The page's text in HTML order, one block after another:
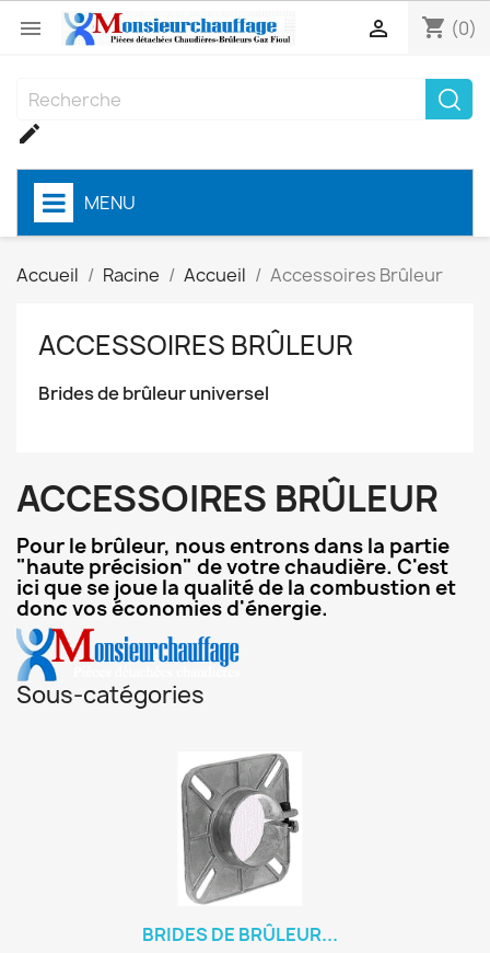
 shopping_cart (0)


MENU
Accueil Racine Accueil Accessoires Brûleur
ACCESSOIRES BRÛLEUR
Brides de brûleur universel
ACCESSOIRES BRÛLEUR
Pour le brûleur, nous entrons dans la partie
"haute précision" de votre chaudière. C'est
ici que se joue la qualité de la combustion et
donc vos économies d'énergie.
Sous-catégories
BRIDES DE BRÛLEUR...